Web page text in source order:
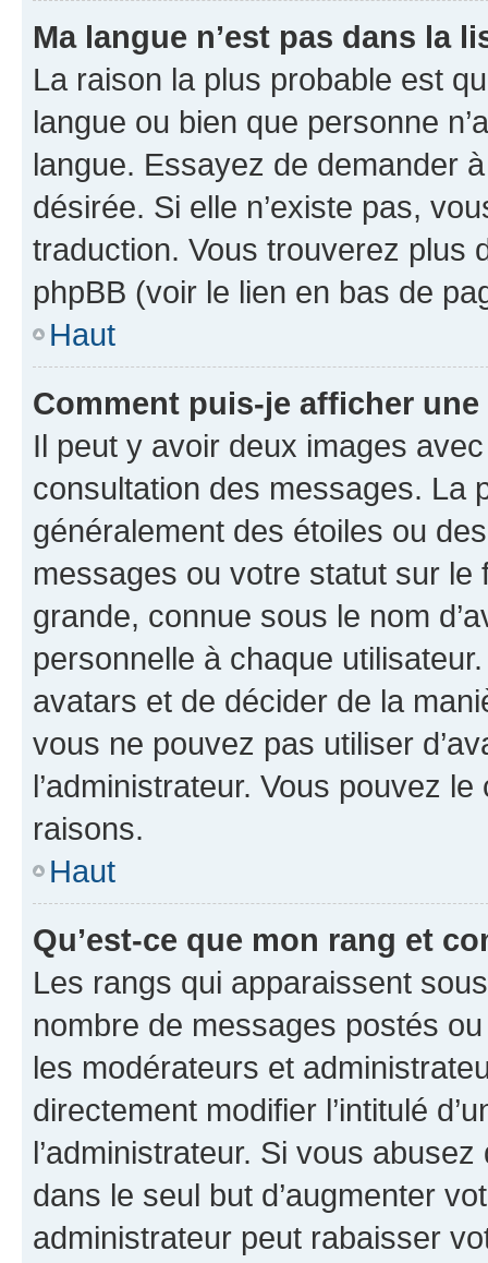
Ma langue n’est pas dans la
La raison la plus probable est
langue ou bien que personne
langue. Essayez de demander
désirée. Si elle n’existe pas,
traduction. Vous trouverez plus
phpBB (voir le lien en bas de
Haut
Comment puis-je afficher
Il peut y avoir deux images
consultation des messages. La
généralement des étoiles ou
messages ou votre statut sur
grande, connue sous le nom
personnelle à chaque utilisateur.
avatars et de décider de la
vous ne pouvez pas utiliser
l’administrateur. Vous pouvez
raisons.
Haut
Qu’est-ce que mon rang et
Les rangs qui apparaissent
nombre de messages postés
les modérateurs et
directement modifier l’intitulé
l’administrateur. Si vous
dans le seul but d’augmenter
administrateur peut rabaisser